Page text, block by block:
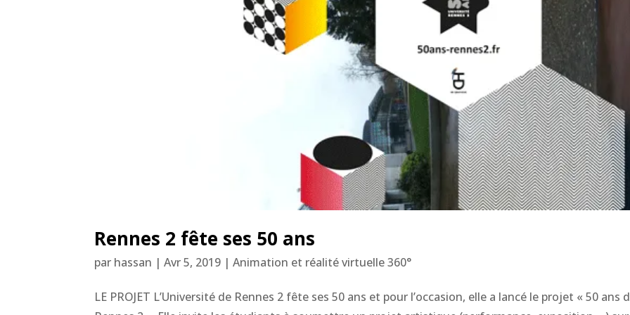
Rennes 2 fête ses 50 ans
par hassan |Avr 5, 2019 |Animation et réalité virtuelle 360°
LE PROJET L’Université de Rennes 2 fête ses 50 ans et pour l’occasion, elle a lancé le projet « 50 ans